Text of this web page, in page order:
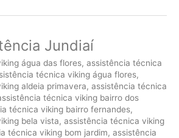
Jundiaí
água das flores, assistência técnica
técnica viking água flores,
aldeia primavera, assistência técnica
técnica viking bairro dos
técnica viking bairro fernandes,
bela vista, assistência técnica viking
técnica viking bom jardim, assistência